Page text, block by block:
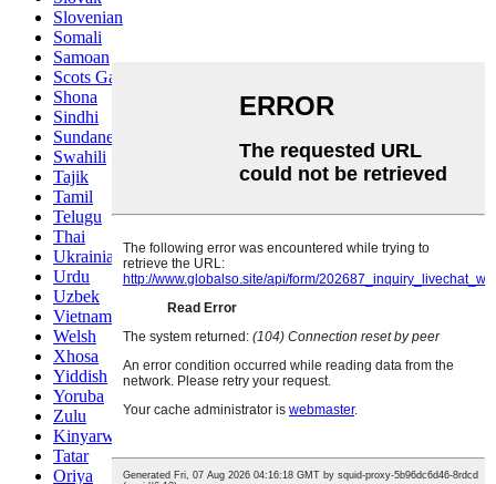
Slovenian
Somali
Samoan
Scots Gaelic
Shona
Sindhi
Sundanese
Swahili
Tajik
Tamil
Telugu
Thai
Ukrainian
Urdu
Uzbek
Vietnamese
Welsh
Xhosa
Yiddish
Yoruba
Zulu
Kinyarwanda
Tatar
Oriya